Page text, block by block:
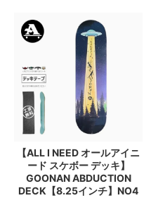
【ALL I NEED オールアイニ
ード スケボー デッキ】
GOONAN ABDUCTION
DECK【8.25インチ】NO4